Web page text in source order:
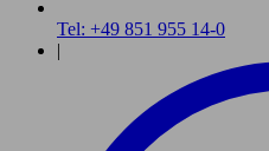
Tel: +49 851 955 14-0
|